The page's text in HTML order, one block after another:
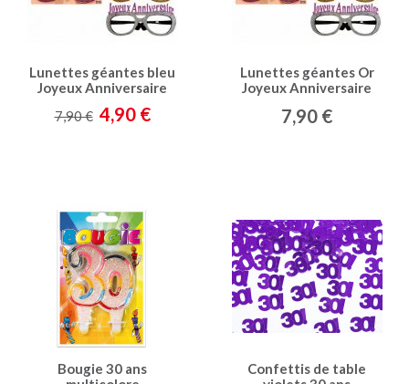
Lunettes géantes bleu
Joyeux Anniversaire
7,90 € 4,90 €
Lunettes géantes Or
Joyeux Anniversaire
7,90 €
Bougie 30 ans
Confettis de table